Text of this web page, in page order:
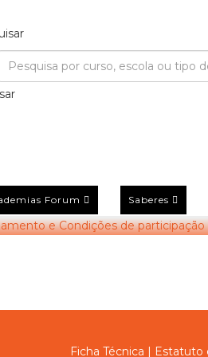
Forum Saberes
Ficha Técnica | Estatuto